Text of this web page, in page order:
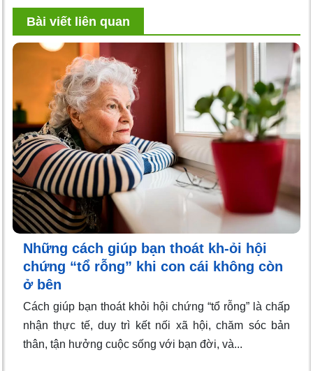
Bài viết liên quan
Những cách giúp bạn thoát kh-ỏi hội
chứng “tổ rỗng” khi con cái không còn
ở bên
Cách giúp bạn thoát khỏi hội chứng “tổ rỗng” là chấp
nhận thực tế, duy trì kết nối xã hội, chăm sóc bản
thân, tận hưởng cuộc sống với bạn đời, và...